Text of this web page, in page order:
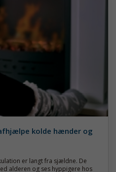
kolde hænder og
er langt fra sjældne. De
alderen og ses hyppigere hos